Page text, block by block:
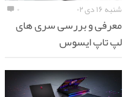
شنبه ۱۶ دی ۰۲ ۰
معرفی و بررسی سری های
لپ تاپ ایسوس